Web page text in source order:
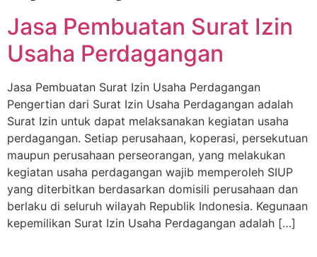
Jasa Pembuatan Surat Izin
Usaha Perdagangan
Jasa Pembuatan Surat Izin Usaha Perdagangan
Pengertian dari Surat Izin Usaha Perdagangan adalah
Surat Izin untuk dapat melaksanakan kegiatan usaha
perdagangan. Setiap perusahaan, koperasi, persekutuan
maupun perusahaan perseorangan, yang melakukan
kegiatan usaha perdagangan wajib memperoleh SIUP
yang diterbitkan berdasarkan domisili perusahaan dan
berlaku di seluruh wilayah Republik Indonesia. Kegunaan
kepemilikan Surat Izin Usaha Perdagangan adalah […]